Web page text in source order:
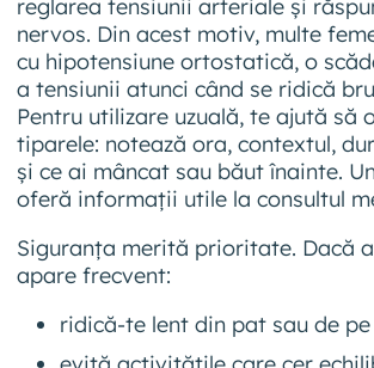
reglarea tensiunii arteriale și
nervos. Din acest motiv, multe
cu hipotensiune ortostatică, o
a tensiunii atunci când se ridică
Pentru utilizare uzuală, te ajută să
tiparele: notează ora, contextul,
și ce ai mâncat sau băut înainte.
oferă informații utile la consultul
Siguranța merită prioritate. Dacă
apare frecvent:
ridică-te lent din pat sau de pe